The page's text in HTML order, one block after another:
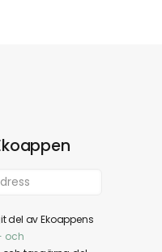
del av Ekoappens
och